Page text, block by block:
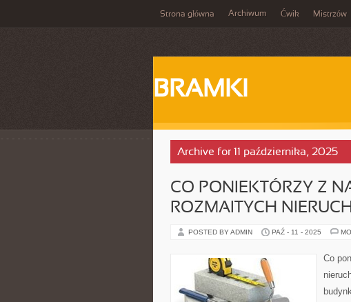
Strona główna Archiwum Ćwik Mistrzów
BRAMKI
Archive for 11 października, 2025
CO PONIEKTÓRZY Z
ROZMAITYCH
POSTED BY ADMIN PAŹ - 11 - 2025
Co